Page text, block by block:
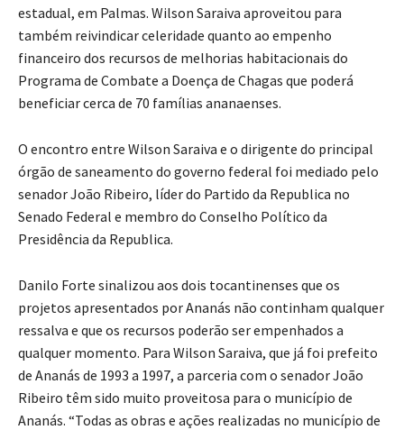
estadual, em Palmas. Wilson Saraiva aproveitou para
também reivindicar celeridade quanto ao empenho
financeiro dos recursos de melhorias habitacionais do
Programa de Combate a Doença de Chagas que poderá
beneficiar cerca de 70 famílias ananaenses.
O encontro entre Wilson Saraiva e o dirigente do principal
órgão de saneamento do governo federal foi mediado pelo
senador João Ribeiro, líder do Partido da Republica no
Senado Federal e membro do Conselho Político da
Presidência da Republica.
Danilo Forte sinalizou aos dois tocantinenses que os
projetos apresentados por Ananás não continham qualquer
ressalva e que os recursos poderão ser empenhados a
qualquer momento. Para Wilson Saraiva, que já foi prefeito
de Ananás de 1993 a 1997, a parceria com o senador João
Ribeiro têm sido muito proveitosa para o município de
Ananás. “Todas as obras e ações realizadas no município de